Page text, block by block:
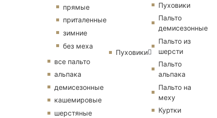
прямые
приталенные
зимние
без меха
все пальто
альпака
демисезонные
кашемировые
шерстяные
Пуховики
Пуховики
Пальто
демисезонные
Пальто из
шерсти
Пальто
альпака
Пальто на
меху
Куртки